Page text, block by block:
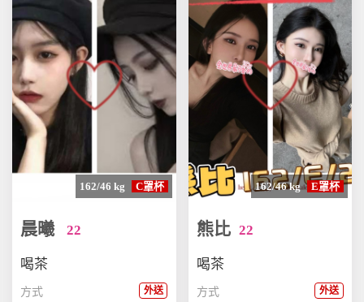
162/46 kg C罩杯
晨曦22
喝茶
方式 外送
162/46 kg E罩杯
熊比 22
喝茶
方式 外送